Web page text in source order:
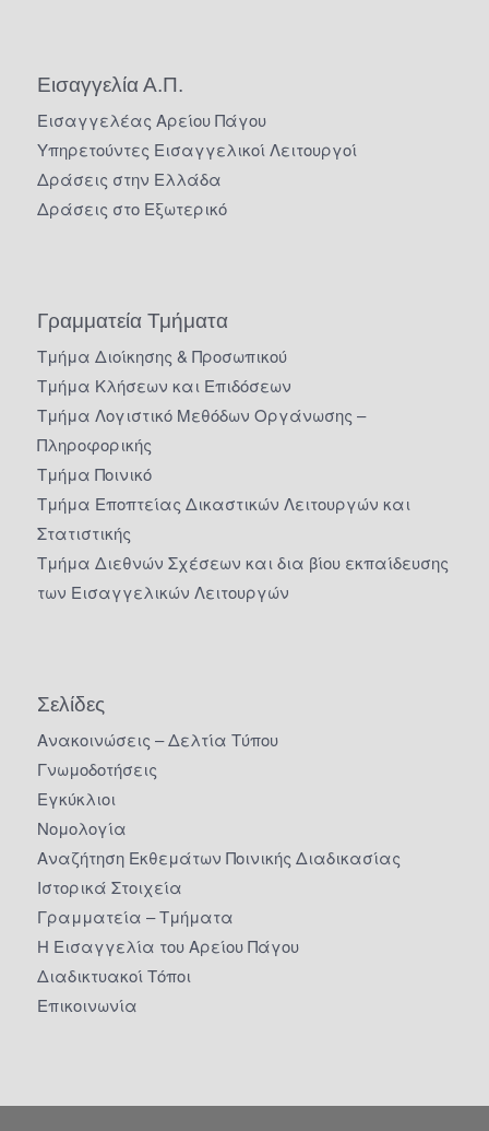
Εισαγγελία Α.Π.
Εισαγγελέας Αρείου Πάγου
Υπηρετούντες Εισαγγελικοί Λειτουργοί
Δράσεις στην Ελλάδα
Δράσεις στο Εξωτερικό
Γραμματεία Τμήματα
Τμήμα Διοίκησης & Προσωπικού
Τμήμα Κλήσεων και Επιδόσεων
Τμήμα Λογιστικό Μεθόδων Οργάνωσης –
Πληροφορικής
Τμήμα Ποινικό
Τμήμα Εποπτείας Δικαστικών Λειτουργών και
Στατιστικής
Τμήμα Διεθνών Σχέσεων και δια βίου εκπαίδευσης
των Εισαγγελικών Λειτουργών
Σελίδες
Ανακοινώσεις – Δελτία Τύπου
Γνωμοδοτήσεις
Εγκύκλιοι
Νομολογία
Αναζήτηση Εκθεμάτων Ποινικής Διαδικασίας
Ιστορικά Στοιχεία
Γραμματεία – Τμήματα
Η Εισαγγελία του Αρείου Πάγου
Διαδικτυακοί Τόποι
Επικοινωνία